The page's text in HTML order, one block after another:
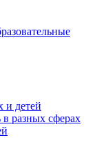
и детей
в разных сферах